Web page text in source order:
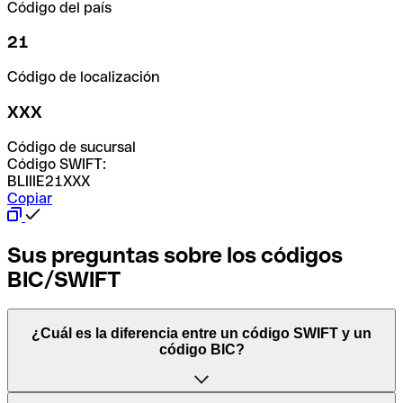
Código del país
21
Código de localización
XXX
Código de sucursal
Código SWIFT:
BLIIIE21XXX
Copiar
Sus preguntas sobre los códigos
BIC/SWIFT
¿Cuál es la diferencia entre un código SWIFT y un
código BIC?